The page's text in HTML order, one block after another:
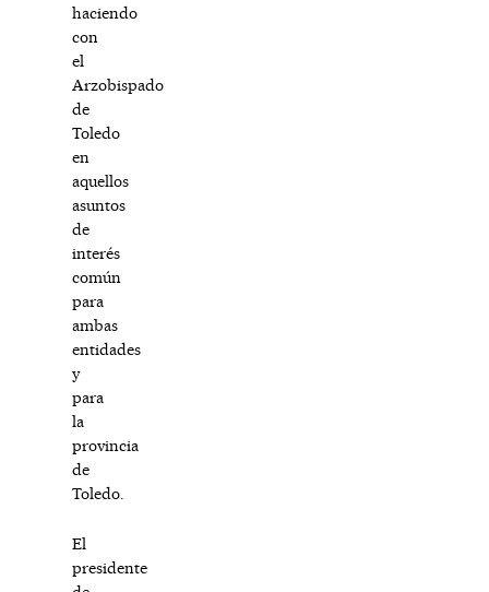
haciendo
con
el
Arzobispado
de
Toledo
en
aquellos
asuntos
de
interés
común
para
ambas
entidades
y
para
la
provincia
de
Toledo.
El
presidente